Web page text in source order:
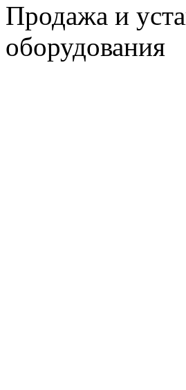
Продажа и
оборудования